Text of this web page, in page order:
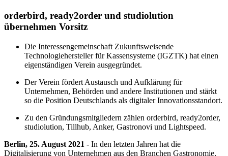
orderbird, ready2order und studiolution
übernehmen Vorsitz
Die Interessengemeinschaft Zukunftsweisende
Technologiehersteller für Kassensysteme (IGZTK) hat einen
eigenständigen Verein ausgegründet.
Der Verein fördert Austausch und Aufklärung für
Unternehmen, Behörden und andere Institutionen und stärkt
so die Position Deutschlands als digitaler Innovationsstandort.
Zu den Gründungsmitgliedern zählen orderbird, ready2order,
studiolution, Tillhub, Anker, Gastronovi und Lightspeed.
Berlin, 25. August 2021 - In den letzten Jahren hat die
Digitalisierung von Unternehmen aus den Branchen Gastronomie,